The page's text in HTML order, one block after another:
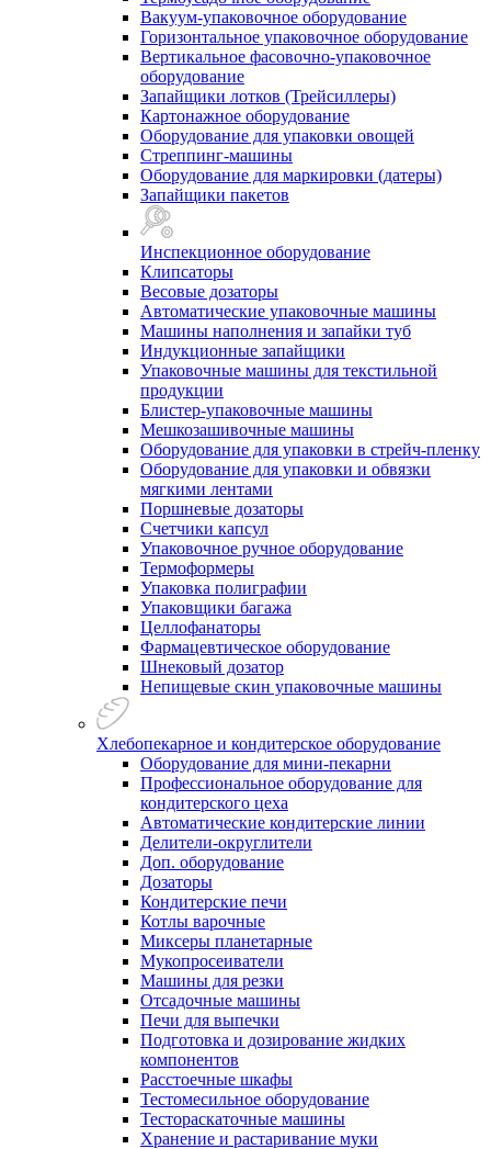
Вакуум-упаковочное оборудование
Горизонтальное упаковочное оборудование
Вертикальное фасовочно-упаковочное
оборудование
Запайщики лотков (Трейсиллеры)
Картонажное оборудование
Оборудование для упаковки овощей
Стреппинг-машины
Оборудование для маркировки (датеры)
Запайщики пакетов
Инспекционное оборудование
Клипсаторы
Весовые дозаторы
Автоматические упаковочные машины
Машины наполнения и запайки туб
Индукционные запайщики
Упаковочные машины для текстильной
продукции
Блистер-упаковочные машины
Мешкозашивочные машины
Оборудование для упаковки в стрейч-пленку
Оборудование для упаковки и обвязки
мягкими лентами
Поршневые дозаторы
Счетчики капсул
Упаковочное ручное оборудование
Термоформеры
Упаковка полиграфии
Упаковщики багажа
Целлофанаторы
Фармацевтическое оборудование
Шнековый дозатор
Непищевые скин упаковочные машины
Хлебопекарное и кондитерское оборудование
Оборудование для мини-пекарни
Профессиональное оборудование для
кондитерского цеха
Автоматические кондитерские линии
Делители-округлители
Доп. оборудование
Дозаторы
Кондитерские печи
Котлы варочные
Миксеры планетарные
Мукопросеиватели
Машины для резки
Отсадочные машины
Печи для выпечки
Подготовка и дозирование жидких
компонентов
Расстоечные шкафы
Тестомесильное оборудование
Тестораскаточные машины
Хранение и растаривание муки